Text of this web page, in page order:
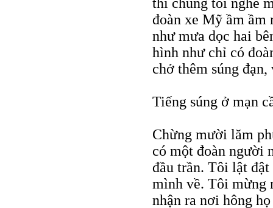
đoàn xe Mỹ ầm ầm
như mưa dọc hai
hình như chỉ có
chở thêm súng
Tiếng súng ở mạn
Chừng mười lăm
có một đoàn người
đầu trần. Tôi lật
mình về. Tôi mừng
nhận ra nơi hông